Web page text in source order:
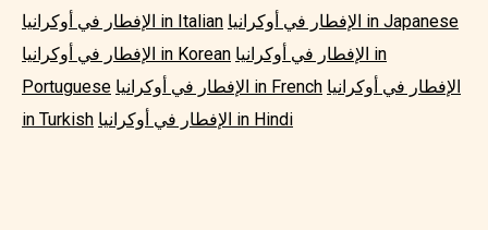
الإفطار في أوكرانيا in Italian
الإفطار في أوكرانيا in Japanese
الإفطار في أوكرانيا in Korean الإفطار في أوكرانيا in
Portuguese
الإفطار في أوكرانيا in French الإفطار في أوكرانيا
in Turkish
الإفطار في أوكرانيا in Hindi